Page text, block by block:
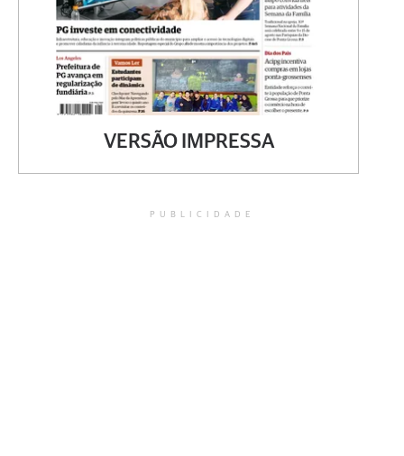
VERSÃO IMPRESSA
PUBLICIDADE